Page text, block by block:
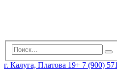
г. Калуга, Платова 19+ 7 (900)